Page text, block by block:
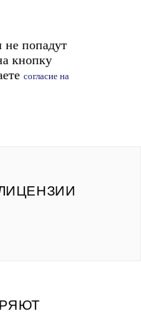
попадут
кнопку
согласие на